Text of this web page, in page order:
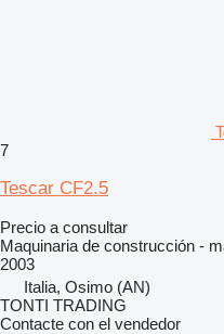
7
Tescar CF2.5
Precio a consultar
Maquinaria de construcción -
2003
Italia, Osimo (AN)
TONTI TRADING
Contacte con el vendedor